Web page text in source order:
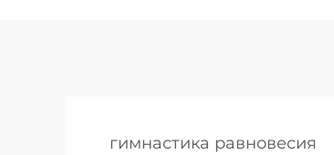
гимнастика равновесия